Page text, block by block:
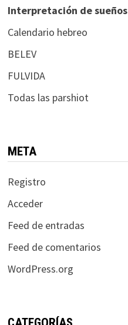
Interpretación de sueños
Calendario hebreo
BELEV
FULVIDA
Todas las parshiot
META
Registro
Acceder
Feed de entradas
Feed de comentarios
WordPress.org